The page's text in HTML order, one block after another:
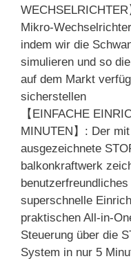
Mikro-
indem wir die
simulieren und so
auf dem Markt
sicherstellen
【EINFACHE
MINUTEN】: Der
ausgezeichnete
balkonkraftwerk
superschnelle
praktischen All-in-
Steuerung über die
System in nur 5